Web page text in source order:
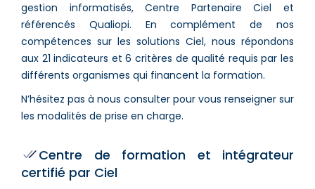
gestion informatisés, Centre Partenaire Ciel et
référencés Qualiopi. En complément de nos
compétences sur les solutions Ciel, nous répondons
aux 21 indicateurs et 6 critères de qualité requis par les
différents organismes qui financent la formation.
N’hésitez pas à nous consulter pour vous renseigner sur
les modalités de prise en charge.
Centre de formation et intégrateur
certifié par Ciel